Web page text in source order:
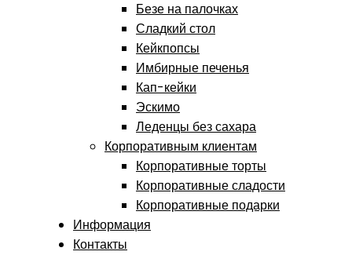
Безе на палочках
Сладкий стол
Кейкпопсы
Имбирные печенья
Кап-кейки
Эскимо
Леденцы без сахара
Корпоративным клиентам
Корпоративные торты
Корпоративные сладости
Корпоративные подарки
Информация
Контакты